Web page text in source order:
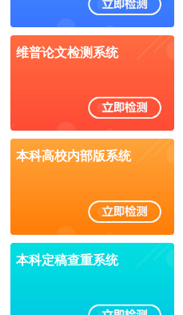
维普论文检测系统
本科高校内部版系统
本科定稿查重系统